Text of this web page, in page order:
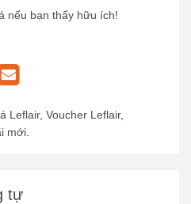
nếu bạn thấy hữu ích!
Leflair, Voucher Leflair,
mới.
tự